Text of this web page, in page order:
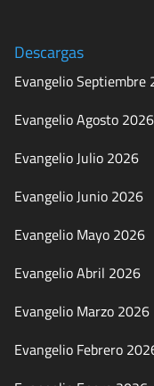
Descargas
Evangelio Septiembre
Evangelio Agosto 2026
Evangelio Julio 2026
Evangelio Junio 2026
Evangelio Mayo 2026
Evangelio Abril 2026
Evangelio Marzo 2026
Evangelio Febrero